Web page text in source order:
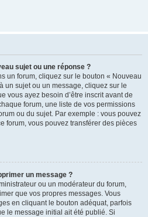
sujet ou une réponse ?
un forum, cliquez sur le bouton « Nouveau
un sujet ou un message, cliquez sur le
vous ayez besoin d’être inscrit avant de
forum, une liste de vos permissions
ou du sujet. Par exemple : vous pouvez
forum, vous pouvez transférer des pièces
un message ?
ou un modérateur du forum,
que vos propres messages. Vous
en cliquant le bouton adéquat, parfois
le message initial ait été publié. Si